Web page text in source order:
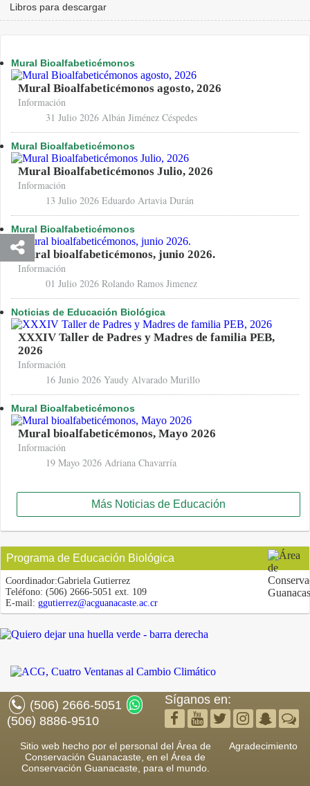
Libros para descargar
Mural Bioalfabeticémonos
Mural Bioalfabeticémonos agosto, 2026
Información
31 Julio 2026 Albán Jiménez Céspedes
Mural Bioalfabeticémonos
Mural Bioalfabeticémonos Julio, 2026
Información
13 Julio 2026 Eduardo Artavia Durán
Mural Bioalfabeticémonos
Mural bioalfabeticémonos, junio 2026.
Información
01 Julio 2026 Rolando Ramos Jimenez
Noticias de Educación Biológica
XXXIV Taller de Padres y Madres de familia PEB,
2026
Información
16 Junio 2026 Yaudy Alvarado Murillo
Mural Bioalfabeticémonos
Mural bioalfabeticémonos, Mayo 2026
Información
19 Mayo 2026 Adriana Chavarría
Más Noticias de Educación
Programa de Educación Biológica
Coordinador:Gabriela Gutierrez
Teléfono: (506) 2666-5051 ext. 109
E-mail: ggutierrez@acguanacaste.ac.cr
(506) 2666-5051
(506) 8886-9510
Síganos en:
Sitio web hecho por el personal del Área de
Conservación Guanacaste, en el Área de
Conservación Guanacaste, para el mundo.
Agradecimiento